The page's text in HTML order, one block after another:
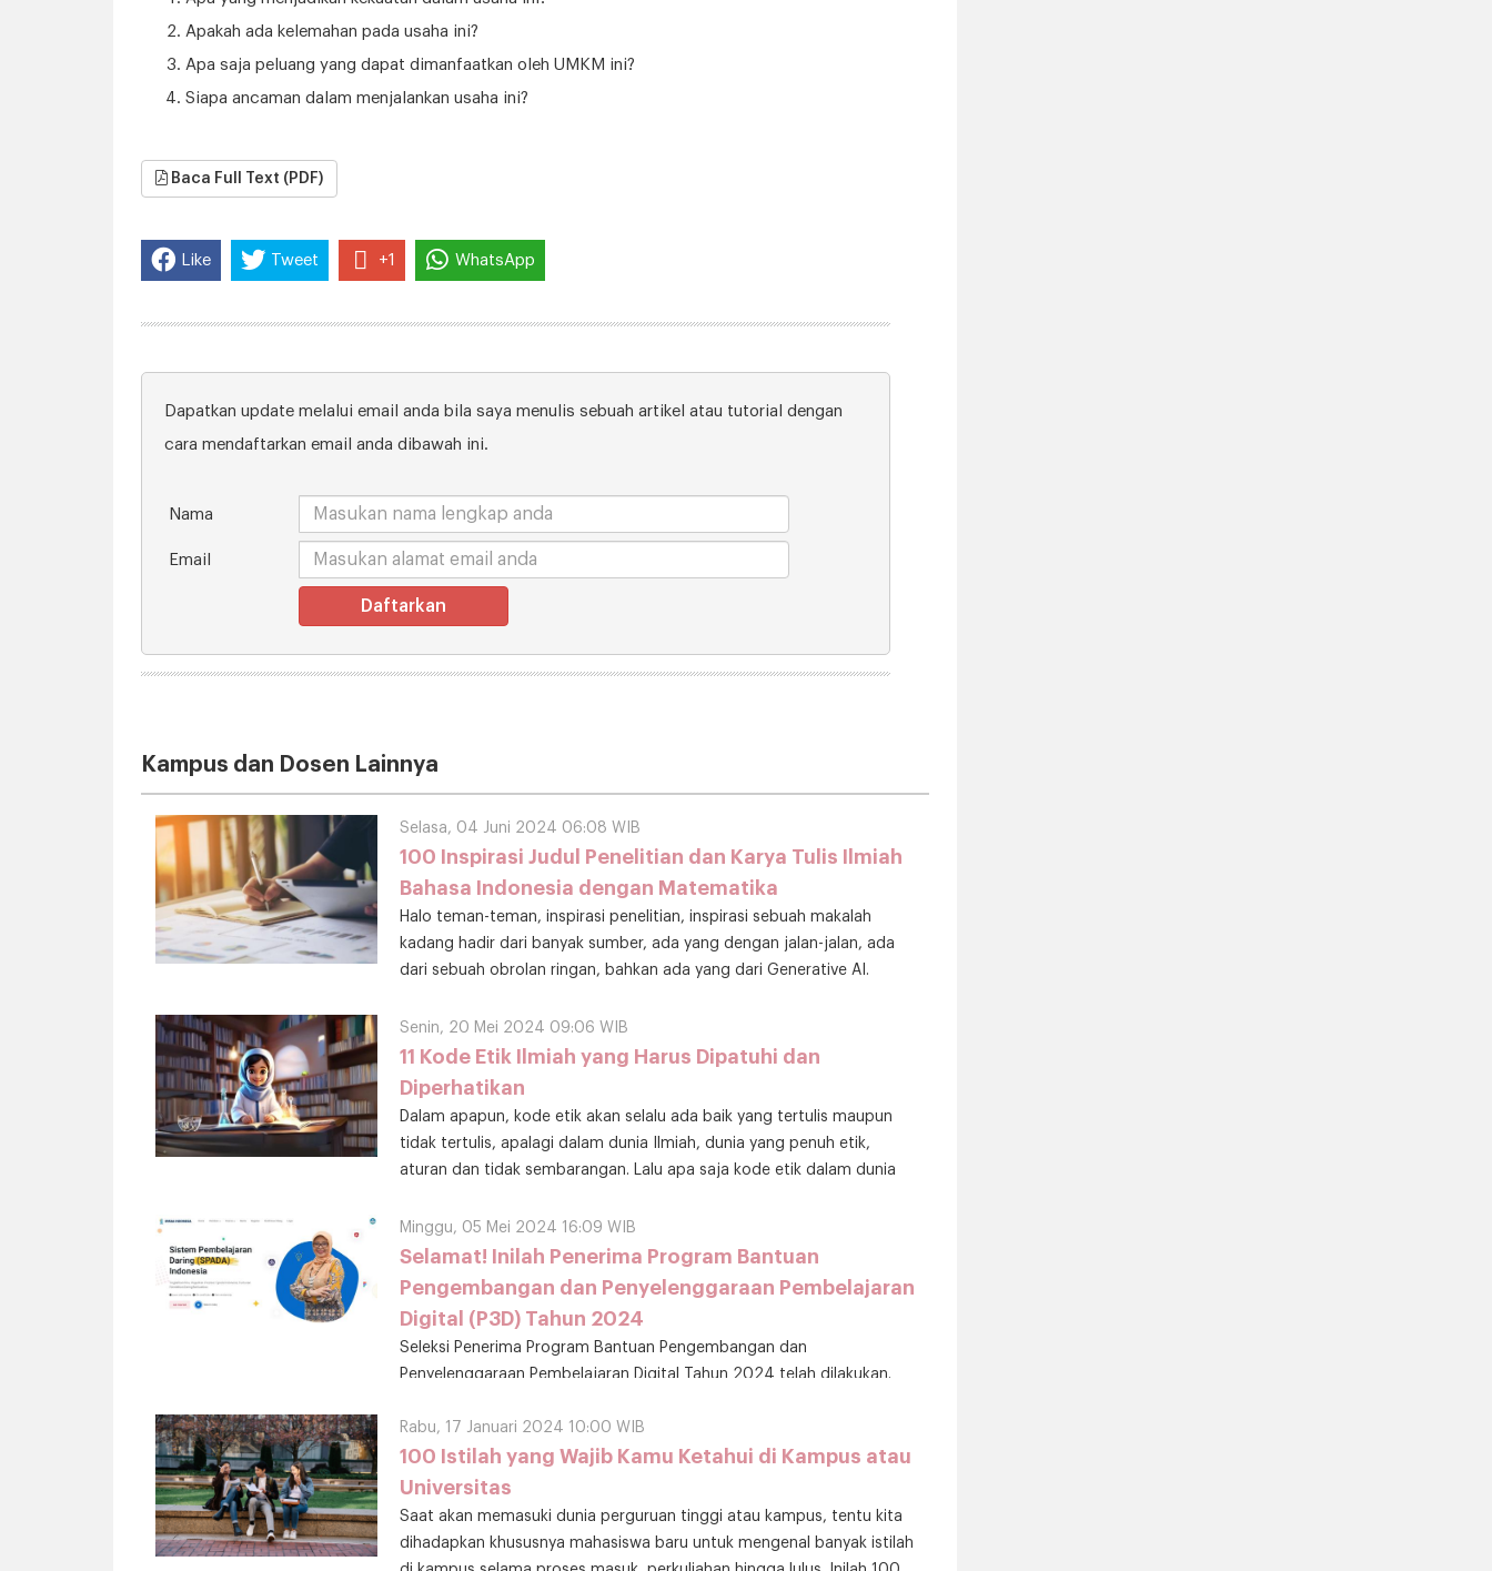
Apakah ada kelemahan pada usaha ini?
Apa saja peluang yang dapat dimanfaatkan oleh UMKM ini?
Siapa ancaman dalam menjalankan usaha ini?
Baca Full Text (PDF)
Like Tweet +1 WhatsApp
Dapatkan update melalui email anda bila saya menulis sebuah artikel atau tutorial dengan
cara mendaftarkan email anda dibawah ini.
Nama
Email
Daftarkan
Kampus dan Dosen Lainnya
Selasa, 04 Juni 2024 06:08 WIB
100 Inspirasi Judul Penelitian dan Karya Tulis Ilmiah
Bahasa Indonesia dengan Matematika
Halo teman-teman, inspirasi penelitian, inspirasi sebuah makalah
kadang hadir dari banyak sumber, ada yang dengan jalan-jalan, ada
dari sebuah obrolan ringan, bahkan ada yang dari Generative AI.
teman semua
Senin, 20 Mei 2024 09:06 WIB
11 Kode Etik Ilmiah yang Harus Dipatuhi dan
Diperhatikan
Dalam apapun, kode etik akan selalu ada baik yang tertulis maupun
tidak tertulis, apalagi dalam dunia Ilmiah, dunia yang penuh etik,
aturan dan tidak sembarangan. Lalu apa saja kode etik dalam dunia
Minggu, 05 Mei 2024 16:09 WIB
Selamat! Inilah Penerima Program Bantuan
Pengembangan dan Penyelenggaraan Pembelajaran
Digital (P3D) Tahun 2024
Seleksi Penerima Program Bantuan Pengembangan dan
Penyelenggaraan Pembelajaran Digital Tahun 2024 telah dilakukan.
seperti tahun 2023. Dan inilah yang terpilih.Rabu, 17 Januari 2024 10:00 WIB
100 Istilah yang Wajib Kamu Ketahui di Kampus atau
Universitas
Saat akan memasuki dunia perguruan tinggi atau kampus, tentu kita
dihadapkan khususnya mahasiswa baru untuk mengenal banyak istilah